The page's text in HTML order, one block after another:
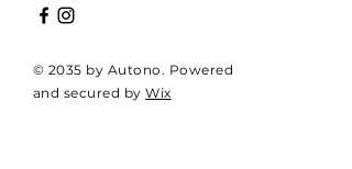
© 2035 by Autono. Powered
and secured byWix